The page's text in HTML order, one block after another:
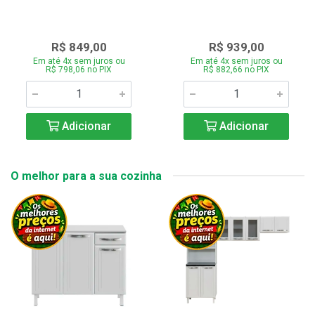
R$ 849,00
Em até 4x sem juros ou
R$ 798,06 no PIX
Adicionar
R$ 939,00
Em até 4x sem juros ou
R$ 882,66 no PIX
Adicionar
O melhor para a sua cozinha